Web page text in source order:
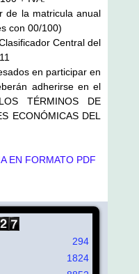
la matricula anual
con 00/100)
Central del
en participar en
adherirse en el
TÉRMINOS DE
ECONÓMICAS DEL
EN FORMATO PDF
294
1824